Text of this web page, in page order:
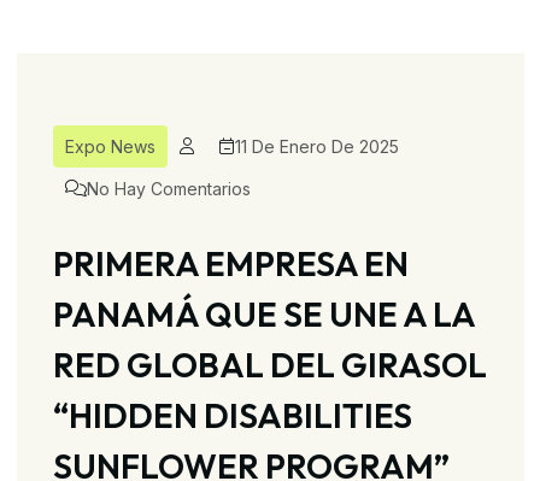
Expo News 11 De Enero De 2025
No Hay Comentarios
PRIMERA EMPRESA EN
PANAMÁ QUE SE UNE A LA
RED GLOBAL DEL GIRASOL
“HIDDEN DISABILITIES
SUNFLOWER PROGRAM”